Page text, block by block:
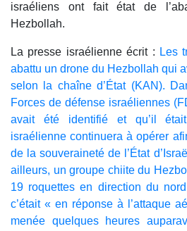
israéliens ont fait état de
Hezbollah.
La presse israélienne écrit : Les
abattu un drone du Hezbollah qui
selon la chaîne d’État (KAN).
Forces de défense israéliennes
avait été identifié et qu’il
israélienne continuera à opérer
de la souveraineté de l’État
ailleurs, un groupe chiite du
19 roquettes en direction du
c’était « en réponse à l’attaque
menée quelques heures